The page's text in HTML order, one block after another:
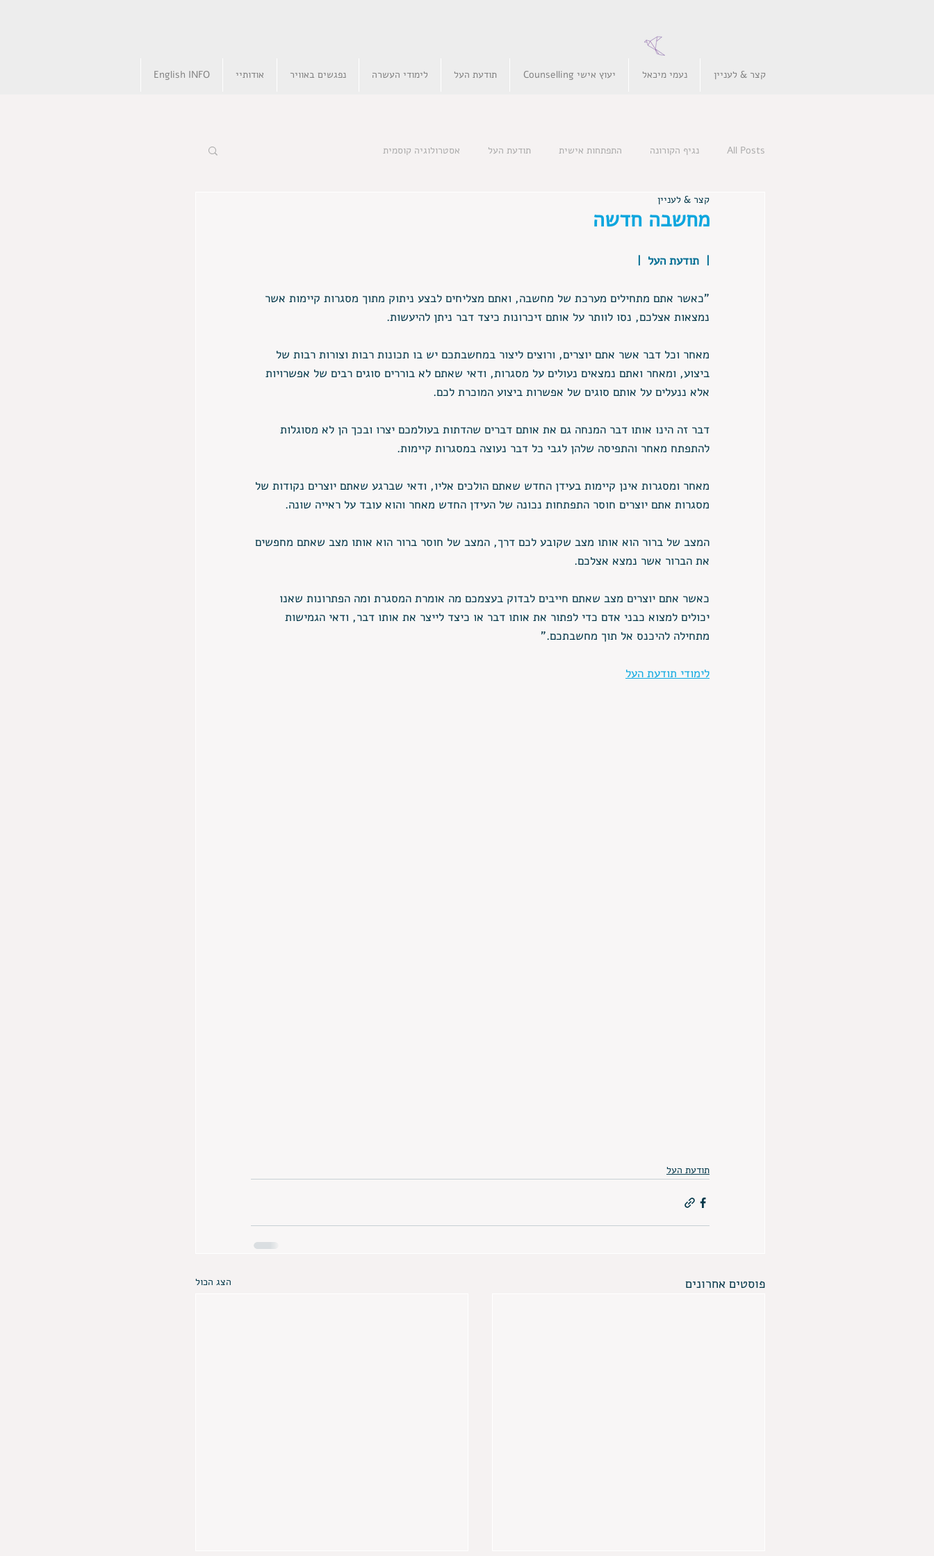
קצר & לעניין נעמי מיכאל יעוץ אישי Counselling תודעת העל לימודי העשרה נפגשים באוויר אודותיי English INFO
All Posts נגיף הקורונה התפתחות אישית תודעת העל אסטרולוגיה קוסמית
מחשבה חדשה
קצר & לעניין
|  תודעת העל  |
"כאשר אתם מתחילים מערכת של מחשבה, ואתם מצליחים לבצע ניתוק מתוך מסגרות קיימות אשר
נמצאות אצלכם, נסו לוותר על אותם זיכרונות כיצד דבר ניתן להיעשות.
מאחר וכל דבר אשר אתם יוצרים, ורוצים ליצור במחשבתכם יש בו תכונות רבות וצורות רבות של
ביצוע, ומאחר ואתם נמצאים נעולים על מסגרות, ודאי שאתם לא בוררים סוגים רבים של אפשרויות
אלא ננעלים על אותם סוגים של אפשרות ביצוע המוכרת לכם.
דבר זה הינו אותו דבר המנחה גם את אותם דברים שהדתות בעולמכם יצרו ובכך הן לא מסוגלות
להתפתח מאחר והתפיסה שלהן לגבי כל דבר נעוצה במסגרות קיימות.
מאחר ומסגרות אינן קיימות בעידן החדש שאתם הולכים אליו, ודאי שברגע שאתם יוצרים נקודות של
מסגרות אתם יוצרים חוסר התפתחות נכונה של העידן החדש מאחר והוא עובד על ראייה שונה.
המצב של ברור הוא אותו מצב שקובע לכם דרך, המצב של חוסר ברור הוא אותו מצב שאתם מחפשים
את הברור אשר נמצא אצלכם.
כאשר אתם יוצרים מצב שאתם חייבים לבדוק בעצמכם מה אומרת המסגרת ומה הפתרונות שאנו
יכולים למצוא כבני אדם כדי לפתור את אותו דבר או כיצד לייצר את אותו דבר, ודאי הגמישות
מתחילה להיכנס אל תוך מחשבתכם."
לימודי תודעת העל
תודעת העל
פוסטים אחרונים הצג הכול